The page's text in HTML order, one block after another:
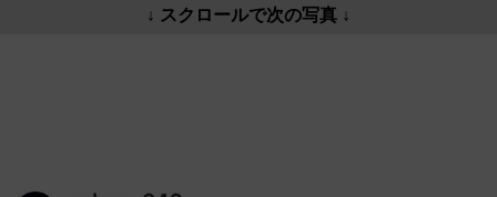
↓ スクロールで次の写真 ↓